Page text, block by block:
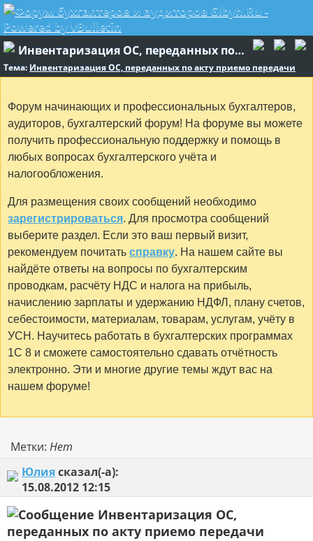
Инвентаризация ОС, переданных по акту приемо передачи
Тема: Инвентаризация ОС, переданных по акту приемо передачи
Форум начинающих и профессиональных бухгалтеров,
аудиторов, бухгалтерский форум! На форуме вы можете
получить профессиональную поддержку и помощь в
любых вопросах бухгалтерского учёта и
налогообложения.
Для размещения своих сообщений необходимо
зарегистрироваться. Для просмотра сообщений
выберите раздел. Если это ваш первый визит,
рекомендуем почитать справку. На нашем сайте вы
найдёте ответы на вопросы по бухгалтерским
проводкам, расчёту НДС и налога на прибыль,
начислению зарплаты и удержанию НДФЛ, плану счетов,
себестоимости, материалам, товарам, услугам, учёту в
УСН. Научитесь работать в бухгалтерских программах
1С 8 и сможете самостоятельно сдавать отчётность
электронно. Эти и многие другие темы ждут вас на
нашем форуме!
Метки: Нет
Юлиясказал(-а):
15.08.2012 12:15
Инвентаризация ОС,
переданных по акту приемо передачи